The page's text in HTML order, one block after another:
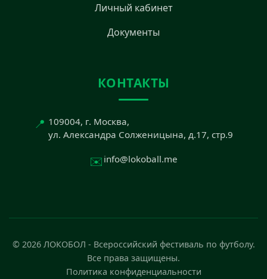
Личный кабинет
Документы
КОНТАКТЫ
📍 109004, г. Москва,
ул. Александра Солженицына, д.17, стр.9
✉️ info@lokoball.me
© 2026 ЛОКОБОЛ - Всероссийский фестиваль по футболу.
Все права защищены.
Политика конфиденциальности